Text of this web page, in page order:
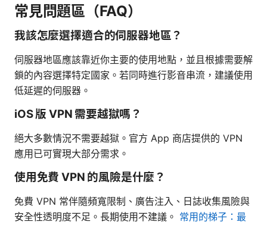
常見問題區（FAQ）
我該怎麼選擇適合的伺服器地區？
伺服器地區應該靠近你主要的使用地點，並且根據需要解
鎖的內容選擇特定國家。若同時進行影音串流，建議使用
低延遲的伺服器。
iOS 版 VPN 需要越獄嗎？
絕大多數情況不需要越獄。官方 App 商店提供的 VPN
應用已可實現大部分需求。
使用免費 VPN 的風險是什麼？
免費 VPN 常伴隨頻寬限制、廣告注入、日誌收集風險與
安全性透明度不足。長期使用不建議。 常用的梯子：最